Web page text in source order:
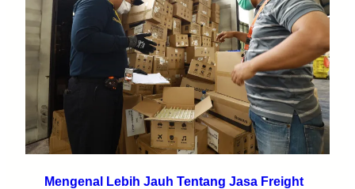
Mengenal Lebih Jauh Tentang Jasa Freight